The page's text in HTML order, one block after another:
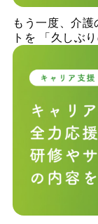
もう一度、介
トを 「久しぶ